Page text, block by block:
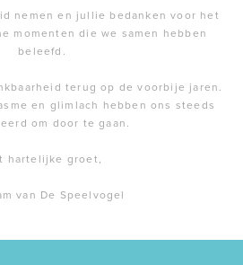
nemen en jullie bedanken voor het
momenten die we samen hebben
beleefd.
terug op de voorbije jaren.
en glimlach hebben ons steeds
om door te gaan.
hartelijke groet,
van De Speelvogel